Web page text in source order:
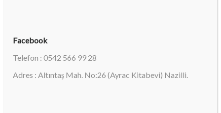
Facebook
Telefon : 0542 566 99 28
Adres : Altıntaş Mah. No:26 (Ayrac Kitabevi) Nazilli.